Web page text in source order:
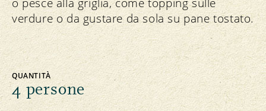
verdure o da gustare da sola su pane tostato.
QUANTITÀ
4 persone